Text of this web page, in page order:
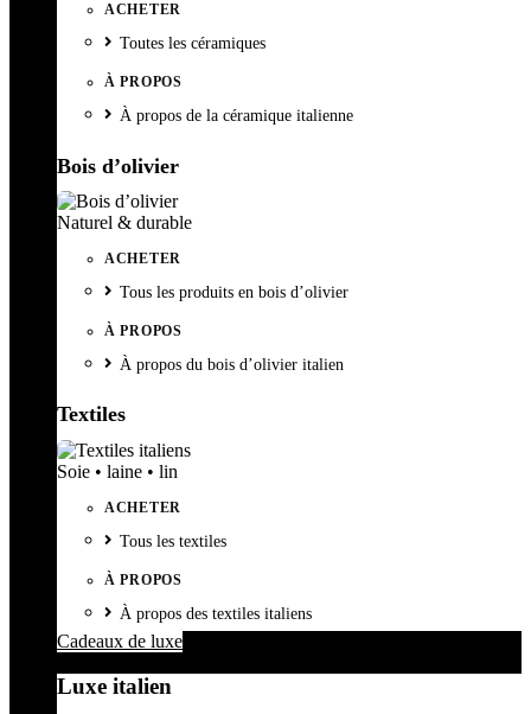
ACHETER
Toutes les céramiques
À PROPOS
À propos de la céramique italienne
Bois d’olivier
Naturel & durable
ACHETER
Tous les produits en bois d’olivier
À PROPOS
À propos du bois d’olivier italien
Textiles
Soie • laine • lin
ACHETER
Tous les textiles
À PROPOS
À propos des textiles italiens
Cadeaux de luxe
Luxe italien